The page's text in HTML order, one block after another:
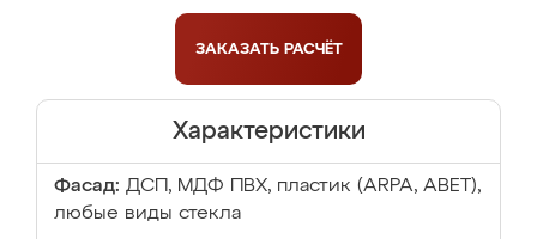
ЗАКАЗАТЬ РАСЧЁТ
Характеристики
Фасад: ДСП, МДФ ПВХ, пластик (ARPA, ABET),
любые виды стекла